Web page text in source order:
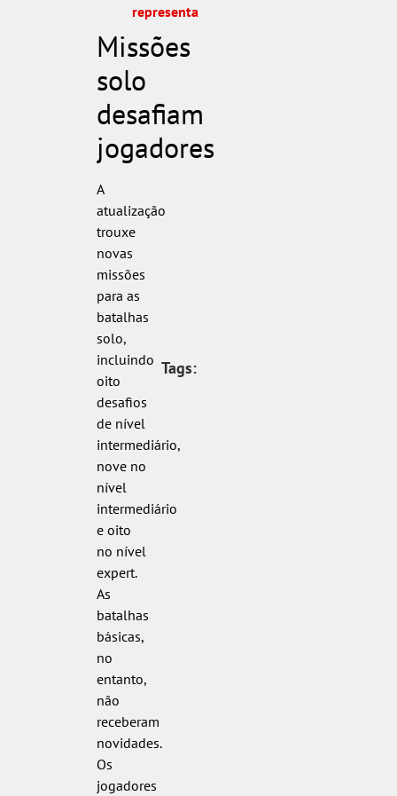
representa
Missões
solo
desafiam
jogadores
A
atualização
trouxe
novas
missões
para as
batalhas
solo,
incluindo
oito
desafios
de nível
intermediário,
nove no
nível
intermediário
e oito
no nível
expert.
As
batalhas
básicas,
no
entanto,
não
receberam
novidades.
Os
jogadores
Tags: